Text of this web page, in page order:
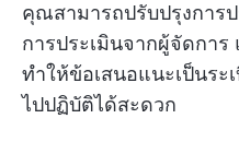
คุณสามารถปรับปรุงการ
การประเมินจากผู้จัดกา
ทำให้ข้อเสนอแนะเป็นระ
ไปปฏิบัติได้สะดวก